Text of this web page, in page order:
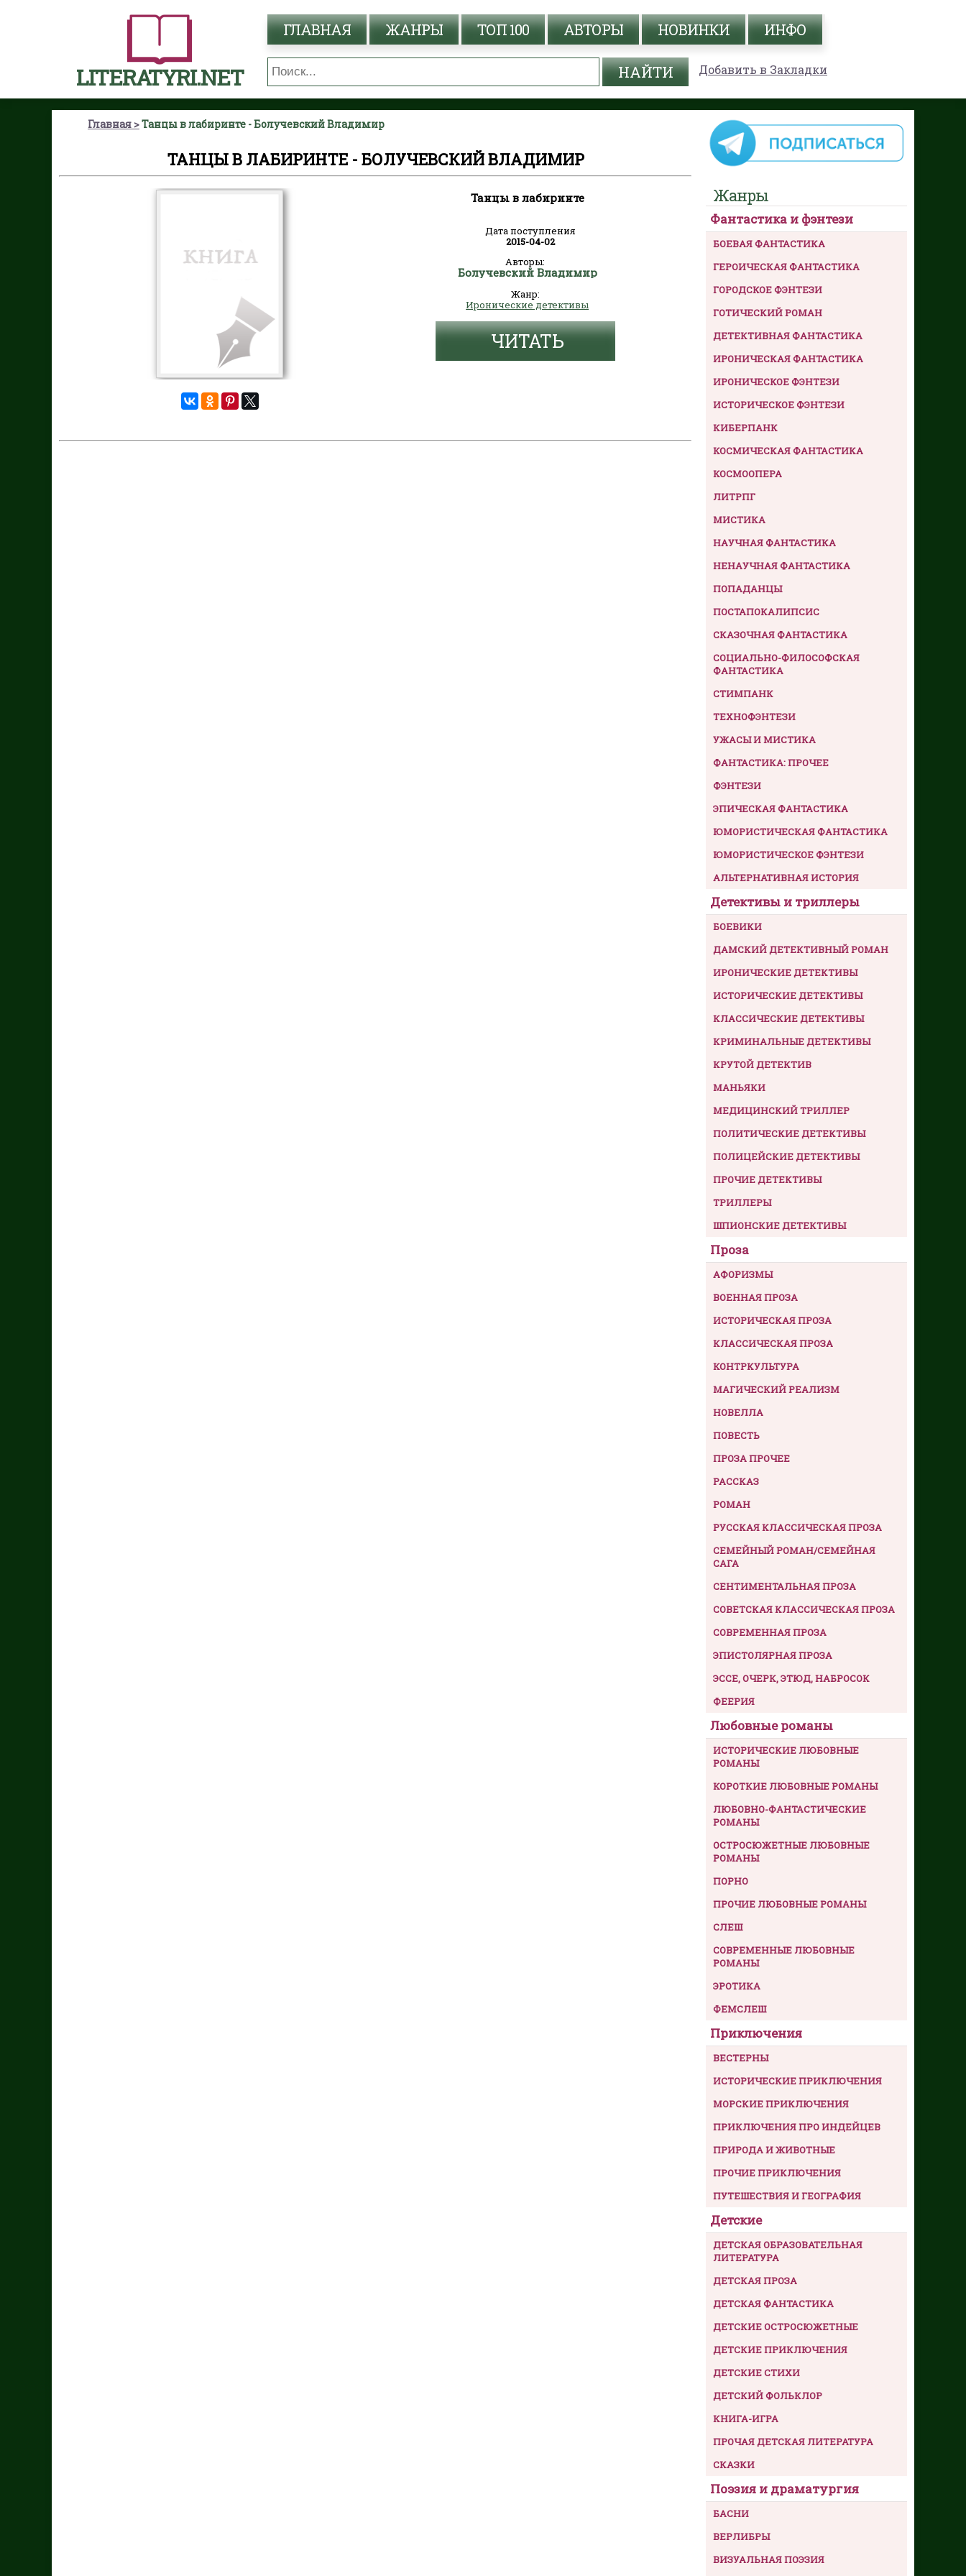
LITERATYRI.NET
ГЛАВНАЯ ЖАНРЫ ТОП 100 АВТОРЫ НОВИНКИ ИНФО
Добавить в Закладки
Главная Танцы в лабиринте - Болучевский Владимир
ТАНЦЫ В ЛАБИРИНТЕ - БОЛУЧЕВСКИЙ ВЛАДИМИР
Танцы в лабиринте
Дата поступления
2015-04-02
Авторы:
Болучевский Владимир
Жанр:
Иронические детективы
ЧИТАТЬ
Жанры
Фантастика и фэнтези
БОЕВАЯ ФАНТАСТИКА
ГЕРОИЧЕСКАЯ ФАНТАСТИКА
ГОРОДСКОЕ ФЭНТЕЗИ
ГОТИЧЕСКИЙ РОМАН
ДЕТЕКТИВНАЯ ФАНТАСТИКА
ИРОНИЧЕСКАЯ ФАНТАСТИКА
ИРОНИЧЕСКОЕ ФЭНТЕЗИ
ИСТОРИЧЕСКОЕ ФЭНТЕЗИ
КИБЕРПАНК
КОСМИЧЕСКАЯ ФАНТАСТИКА
КОСМООПЕРА
ЛИТРПГ
МИСТИКА
НАУЧНАЯ ФАНТАСТИКА
НЕНАУЧНАЯ ФАНТАСТИКА
ПОПАДАНЦЫ
ПОСТАПОКАЛИПСИС
СКАЗОЧНАЯ ФАНТАСТИКА
СОЦИАЛЬНО-ФИЛОСОФСКАЯ
ФАНТАСТИКА
СТИМПАНК
ТЕХНОФЭНТЕЗИ
УЖАСЫ И МИСТИКА
ФАНТАСТИКА: ПРОЧЕЕ
ФЭНТЕЗИ
ЭПИЧЕСКАЯ ФАНТАСТИКА
ЮМОРИСТИЧЕСКАЯ ФАНТАСТИКА
ЮМОРИСТИЧЕСКОЕ ФЭНТЕЗИ
АЛЬТЕРНАТИВНАЯ ИСТОРИЯ
Детективы и триллеры
БОЕВИКИ
ДАМСКИЙ ДЕТЕКТИВНЫЙ РОМАН
ИРОНИЧЕСКИЕ ДЕТЕКТИВЫ
ИСТОРИЧЕСКИЕ ДЕТЕКТИВЫ
КЛАССИЧЕСКИЕ ДЕТЕКТИВЫ
КРИМИНАЛЬНЫЕ ДЕТЕКТИВЫ
КРУТОЙ ДЕТЕКТИВ
МАНЬЯКИ
МЕДИЦИНСКИЙ ТРИЛЛЕР
ПОЛИТИЧЕСКИЕ ДЕТЕКТИВЫ
ПОЛИЦЕЙСКИЕ ДЕТЕКТИВЫ
ПРОЧИЕ ДЕТЕКТИВЫ
ТРИЛЛЕРЫ
ШПИОНСКИЕ ДЕТЕКТИВЫ
Проза
АФОРИЗМЫ
ВОЕННАЯ ПРОЗА
ИСТОРИЧЕСКАЯ ПРОЗА
КЛАССИЧЕСКАЯ ПРОЗА
КОНТРКУЛЬТУРА
МАГИЧЕСКИЙ РЕАЛИЗМ
НОВЕЛЛА
ПОВЕСТЬ
ПРОЗА ПРОЧЕЕ
РАССКАЗ
РОМАН
РУССКАЯ КЛАССИЧЕСКАЯ ПРОЗА
СЕМЕЙНЫЙ РОМАН/СЕМЕЙНАЯ
САГА
СЕНТИМЕНТАЛЬНАЯ ПРОЗА
СОВЕТСКАЯ КЛАССИЧЕСКАЯ ПРОЗА
СОВРЕМЕННАЯ ПРОЗА
ЭПИСТОЛЯРНАЯ ПРОЗА
ЭССЕ, ОЧЕРК, ЭТЮД, НАБРОСОК
ФЕЕРИЯ
Любовные романы
ИСТОРИЧЕСКИЕ ЛЮБОВНЫЕ
РОМАНЫ
КОРОТКИЕ ЛЮБОВНЫЕ РОМАНЫ
ЛЮБОВНО-ФАНТАСТИЧЕСКИЕ
РОМАНЫ
ОСТРОСЮЖЕТНЫЕ ЛЮБОВНЫЕ
РОМАНЫ
ПОРНО
ПРОЧИЕ ЛЮБОВНЫЕ РОМАНЫ
СЛЕШ
СОВРЕМЕННЫЕ ЛЮБОВНЫЕ
РОМАНЫ
ЭРОТИКА
ФЕМСЛЕШ
Приключения
ВЕСТЕРНЫ
ИСТОРИЧЕСКИЕ ПРИКЛЮЧЕНИЯ
МОРСКИЕ ПРИКЛЮЧЕНИЯ
ПРИКЛЮЧЕНИЯ ПРО ИНДЕЙЦЕВ
ПРИРОДА И ЖИВОТНЫЕ
ПРОЧИЕ ПРИКЛЮЧЕНИЯ
ПУТЕШЕСТВИЯ И ГЕОГРАФИЯ
Детские
ДЕТСКАЯ ОБРАЗОВАТЕЛЬНАЯ
ЛИТЕРАТУРА
ДЕТСКАЯ ПРОЗА
ДЕТСКАЯ ФАНТАСТИКА
ДЕТСКИЕ ОСТРОСЮЖЕТНЫЕ
ДЕТСКИЕ ПРИКЛЮЧЕНИЯ
ДЕТСКИЕ СТИХИ
ДЕТСКИЙ ФОЛЬКЛОР
КНИГА-ИГРА
ПРОЧАЯ ДЕТСКАЯ ЛИТЕРАТУРА
СКАЗКИ
Поэзия и драматургия
БАСНИ
ВЕРЛИБРЫ
ВИЗУАЛЬНАЯ ПОЭЗИЯ